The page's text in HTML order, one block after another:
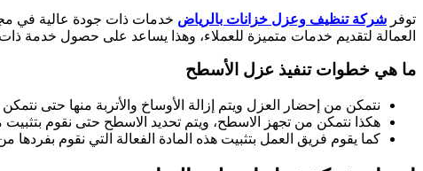
توفر شركة تنظيف وعزل خزانات بالرياض خدمات ذات جودة عالية في
العمالة لتقديم خدمات متميزة للعملاء، وهذا يساعد على حصول خدمة
ما هي خطوات تنفيذ عزل الأسطح
نتمكن من إحضار العزل ويتم إزالة الأوساخ والأتربة منها حتى
هكذا نتمكن من تجهز الاسطح، ويتم تحديد الاسطح حتى نقوم بتثبيت
كما يقوم فريق العمل بتثبيت هذه المادة الفعالة التي نقوم بفردها